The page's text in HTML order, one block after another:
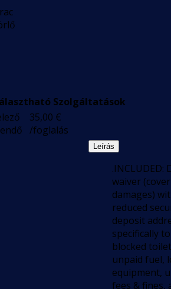
Szolgáltatások
35,00 €
/foglalás
Leírás
.INCLUDED:
waiver
damages)
reduced
deposit
specifically to
blocked
unpaid fuel,
equipment,
fees & fines,